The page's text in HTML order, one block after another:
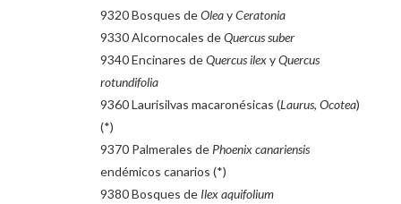
9320 Bosques deOleayCeratonia
9330 Alcornocales deQuercus suber
9340 Encinares deQuercus ilexyQuercus
rotundifolia
9360 Laurisilvas macaronésicas (Laurus,Ocotea)
(*)
9370 Palmerales de Phoenix canariensis
endémicos canarios (*)
9380 Bosques de Ilex aquifolium